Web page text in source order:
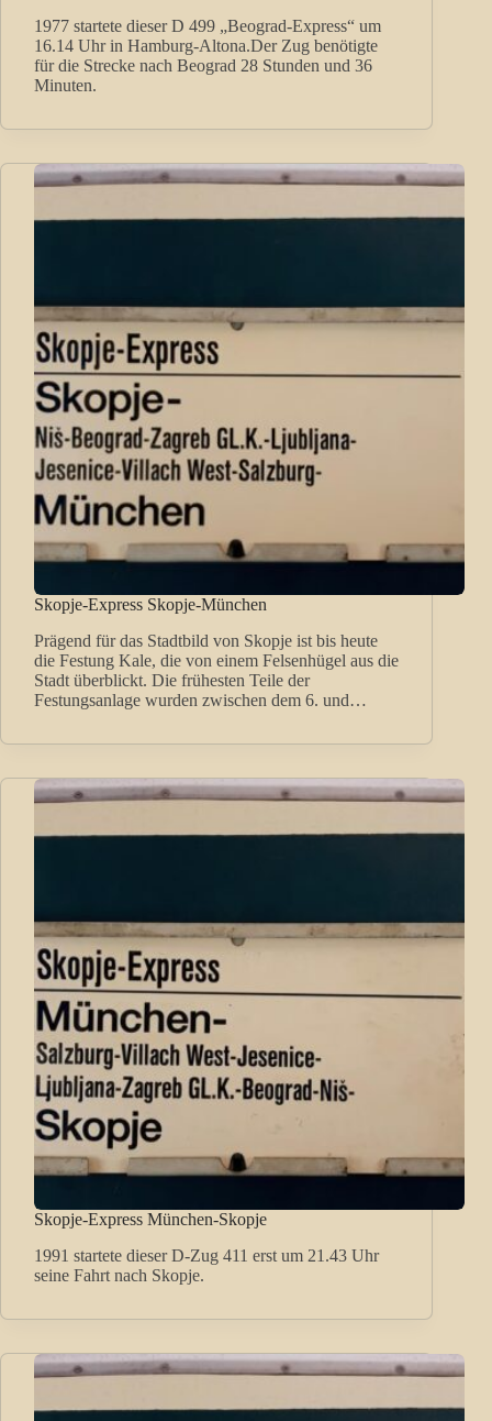
1977 startete dieser D 499 „Beograd-Express“ um
16.14 Uhr in Hamburg-Altona.Der Zug benötigte
für die Strecke nach Beograd 28 Stunden und 36
Minuten.
Skopje-Express Skopje-München
Prägend für das Stadtbild von Skopje ist bis heute
die Festung Kale, die von einem Felsenhügel aus die
Stadt überblickt. Die frühesten Teile der
Festungsanlage wurden zwischen dem 6. und…
Skopje-Express München-Skopje
1991 startete dieser D-Zug 411 erst um 21.43 Uhr
seine Fahrt nach Skopje.